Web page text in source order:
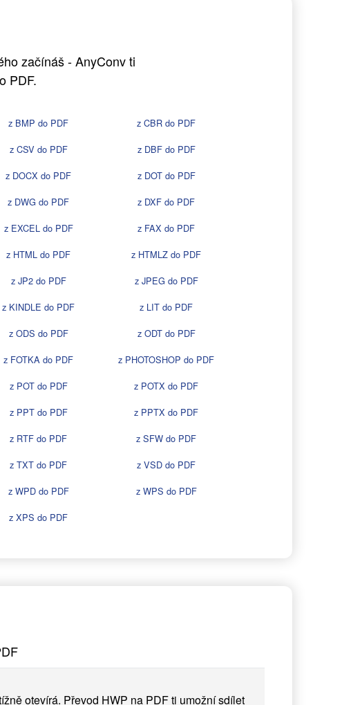
začínáš - AnyConv ti
PDF.
z BMP do PDF
z CBR do PDF
z CSV do PDF
z DBF do PDF
z DOCX do PDF
z DOT do PDF
z DWG do PDF
z DXF do PDF
z EXCEL do PDF
z FAX do PDF
z HTML do PDF
z HTMLZ do PDF
z JP2 do PDF
z JPEG do PDF
z KINDLE do PDF
z LIT do PDF
z ODS do PDF
z ODT do PDF
z FOTKA do PDF
z PHOTOSHOP do PDF
z POT do PDF
z POTX do PDF
z PPT do PDF
z PPTX do PDF
z RTF do PDF
z SFW do PDF
z TXT do PDF
z VSD do PDF
z WPD do PDF
z WPS do PDF
z XPS do PDF
otevírá. Převod HWP na PDF ti umožní sdílet